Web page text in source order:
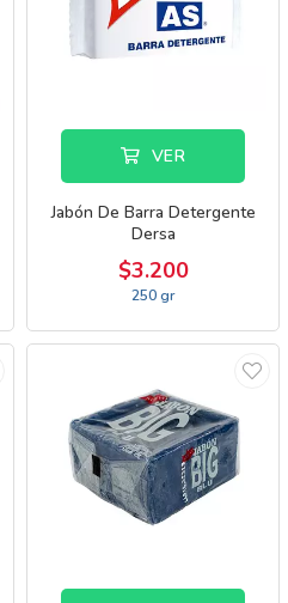
VER
Jabón De Barra Detergente
Dersa
$3.200
250 gr